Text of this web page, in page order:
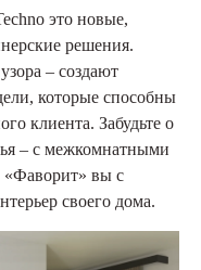
это новые,
решения.
– создают
которые способны
клиента. Забудьте о
– с межкомнатными
«Фаворит» вы с
своего дома.